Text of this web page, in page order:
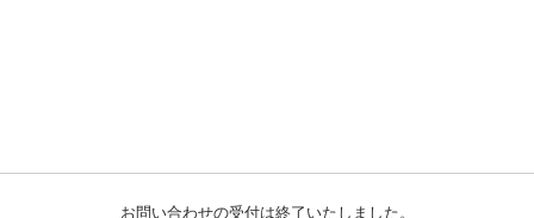
お問い合わせの受付は終了いたしました。